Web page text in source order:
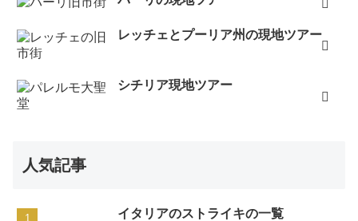
レッチェとプーリア州の現地ツアー
シチリア現地ツアー
人気記事
イタリアのストライキの一覧